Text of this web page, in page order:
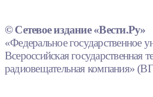
© Сетевое издание «Вести.Ру»
«Федеральное государственное
Всероссийская государственная
радиовещательная компания»